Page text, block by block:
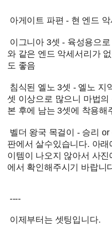
아게이트 파편 - 현 엔드 악
이그니아 3셋 - 육성용으
와 같은 엔드 악세서리가
도 좋음
침식된 엘노 3셋 - 엘노 지
셋 이상으로 많으니 마법
본 후에 남는 3셋에 착용해
벨더 왕국 목걸이 - 승리 or
판에서 살수있습니다. 아
이템이 나오지 않아서 사
에서 확인해주시기 바랍니
----
이제부터는 셋팅입니다.